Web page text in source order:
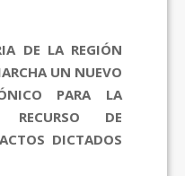
DE LA REGIÓN
UN NUEVO
PARA LA
RECURSO DE
DICTADOS